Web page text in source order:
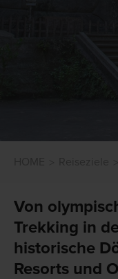
Von
Trekking in
historische
Resorts und